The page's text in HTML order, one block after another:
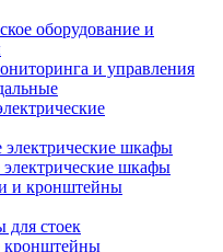
оборудование и
и управления
шкафы
шкафы
и кронштейны
для стоек
кронштейны